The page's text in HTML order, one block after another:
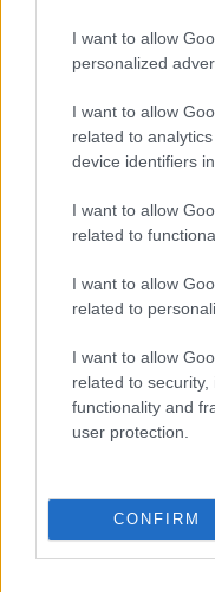
I want to allow
personalized
I want to allow
related to
device identifiers
I want to allow
related to
I want to allow
related to
I want to allow
related to
functionality and
user protection.
CONFIRM
Autópiac
Ford Ranger
Üzemanyag: Dízel
17 144 900 Ft